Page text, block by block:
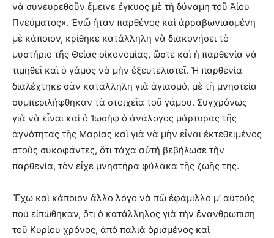
νὰ συνευρεθοῦν ἔμεινε ἔγκυος μὲ τὴ δύναμη τοῦ Ἁίου
Πνεύματος». Ἐνῶ ἦταν παρθένος καὶ ἀρραβωνιασμένη
μὲ κάποιον, κρίθηκε κατάλληλη νὰ διακονήσει τὸ
μυστήριο τῆς Θείας οἰκονομίας, ὥστε καὶ ἡ παρθενία νὰ
τιμηθεῖ καὶ ὁ γάμος νὰ μὴν ἐξευτελιστεῖ. Ἡ παρθενία
διαλέχτηκε σὰν κατάλληλη γιὰ ἁγιασμό, μὲ τὴ μνηστεία
συμπεριλήφθηκαν τὰ στοιχεῖα τοῦ γάμου. Συγχρόνως
γιὰ νὰ εἶναι καὶ ὁ Ἰωσὴφ ὁ ἀνάλογος μάρτυρας τῆς
ἁγνότητας τῆς Μαρίας καὶ γιὰ νὰ μὴν εἶναι ἐκτεθειμένος
στοὺς συκοφάντες, ὅτι τάχα αὐτή βεβήλωσε τὴν
παρθενία, τὸν εἶχε μνηστήρα φύλακα τῆς ζωῆς της.
Ἔχω καὶ κάποιον ἄλλο λόγο νὰ πῶ ἐφάμιλλο μ’ αὐτούς
πού εἰπώθηκαν, ὅτι ὁ κατάλληλος γιὰ τὴν ἔνανθρωπιση
τοῦ Κυρίου χρόνος, ἀπὸ παλιὰ ὁρισμένος καὶ